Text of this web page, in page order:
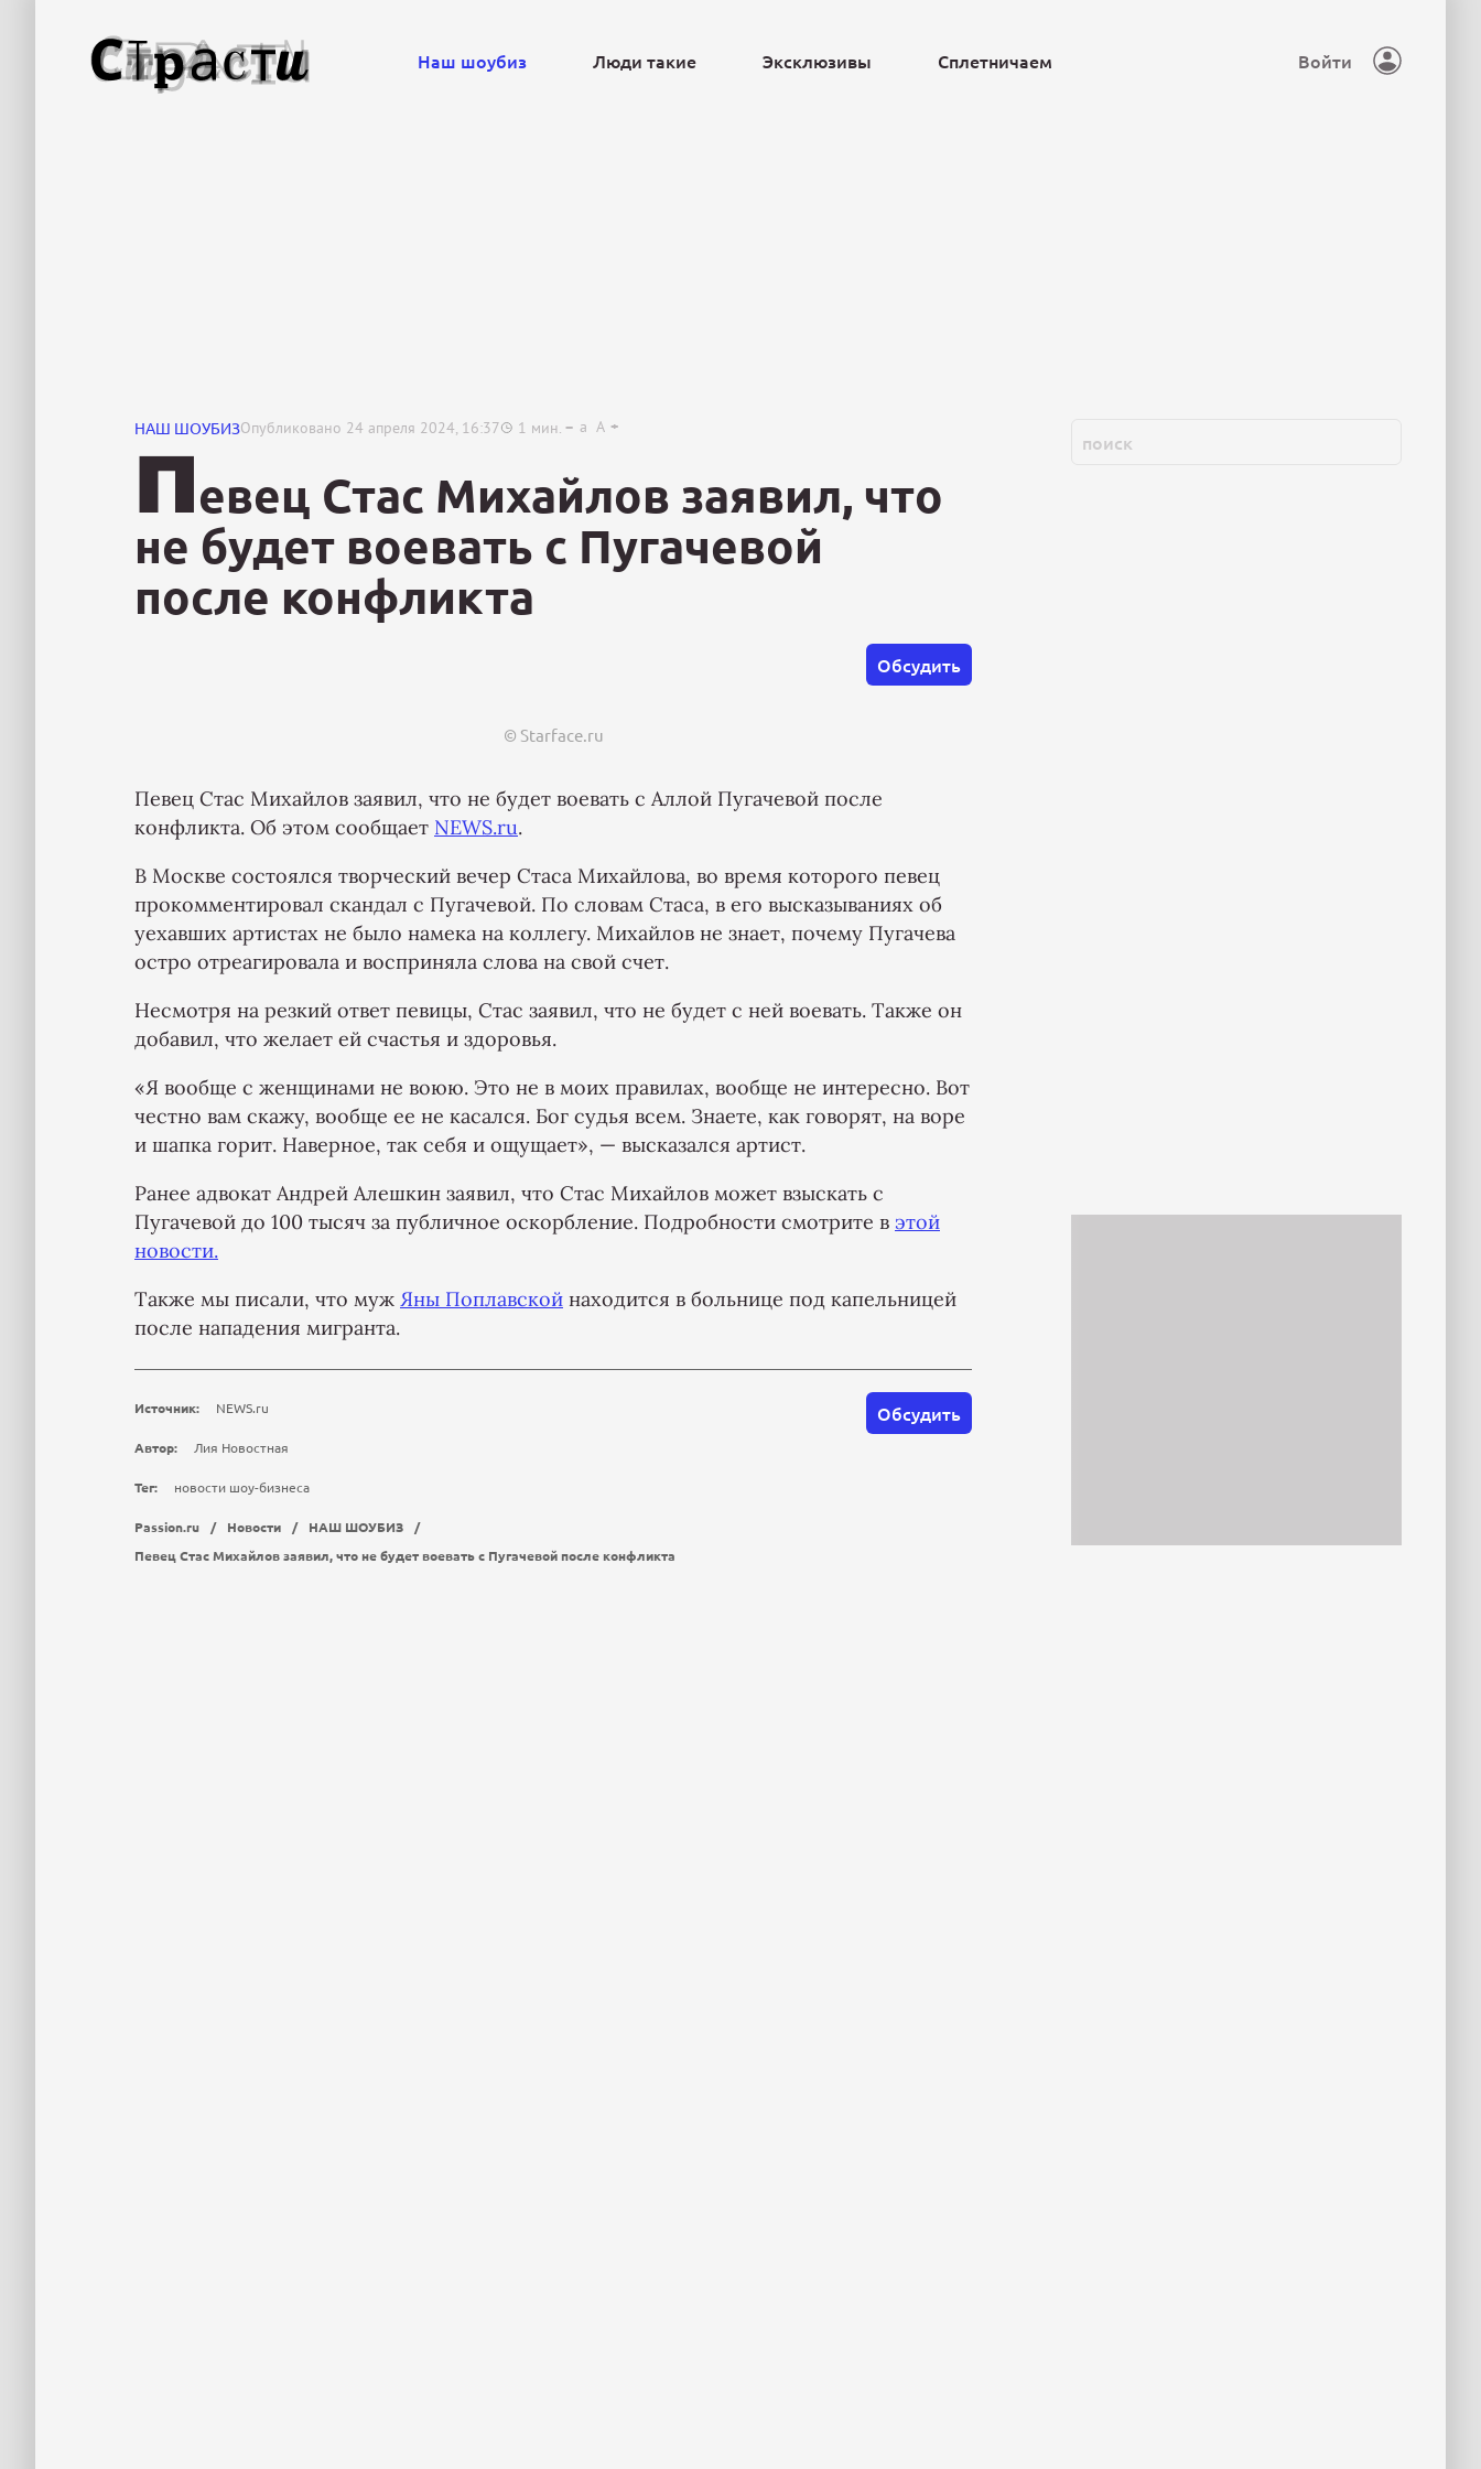
Наш шоубиз Люди такие Эксклюзивы Сплетничаем Войти
НАШ ШОУБИЗОпубликовано 24 апреля 2024, 16:37 1 мин. a A
Певец Стас Михайлов заявил, что
не будет воевать с Пугачевой
после конфликта
Обсудить
© Starface.ru
Певец Стас Михайлов заявил, что не будет воевать с Аллой Пугачевой после
конфликта. Об этом сообщает NEWS.ru.
В Москве состоялся творческий вечер Стаса Михайлова, во время которого певец
прокомментировал скандал с Пугачевой. По словам Стаса, в его высказываниях об
уехавших артистах не было намека на коллегу. Михайлов не знает, почему Пугачева
остро отреагировала и восприняла слова на свой счет.
Несмотря на резкий ответ певицы, Стас заявил, что не будет с ней воевать. Также он
добавил, что желает ей счастья и здоровья.
«Я вообще с женщинами не воюю. Это не в моих правилах, вообще не интересно. Вот
честно вам скажу, вообще ее не касался. Бог судья всем. Знаете, как говорят, на воре
и шапка горит. Наверное, так себя и ощущает», — высказался артист.
Ранее адвокат Андрей Алешкин заявил, что Стас Михайлов может взыскать с
Пугачевой до 100 тысяч за публичное оскорбление. Подробности смотрите в этой
новости.
Также мы писали, что муж Яны Поплавской находится в больнице под капельницей
после нападения мигранта.
Обсудить
Источник: NEWS.ru
Автор: Лия Новостная
Тег: новости шоу-бизнеса
Passion.ru / Новости / НАШ ШОУБИЗ
/
Певец Стас Михайлов заявил, что не будет воевать с Пугачевой после конфликта